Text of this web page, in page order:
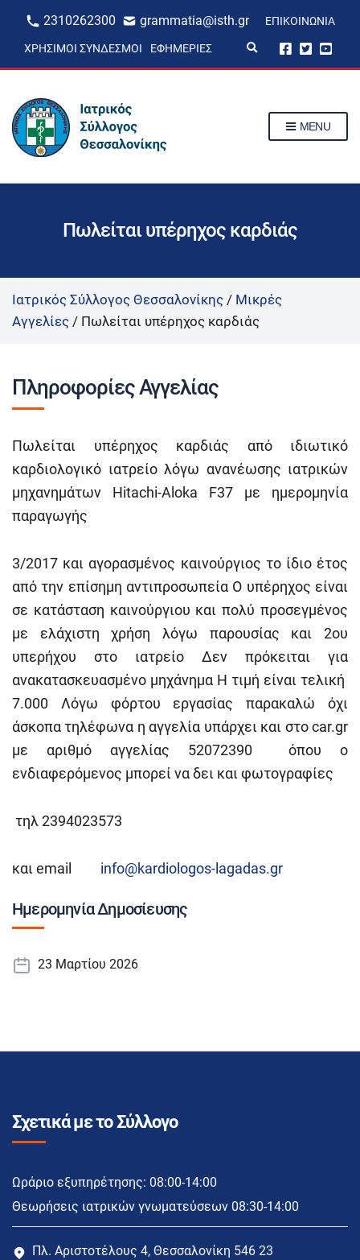
2310262300 grammatia@isth.gr ΕΠΙΚΟΙΝΩΝΊΑ
ΧΡΉΣΙΜΟΙ ΣΎΝΔΕΣΜΟΙ ΕΦΗΜΕΡΊΕΣ
p
m
MENU
Πωλείται υπέρηχος καρδιάς
Ιατρικός Σύλλογος Θεσσαλονίκης / Μικρές
Αγγελίες / Πωλείται υπέρηχος καρδιάς
Πληροφορίες Αγγελίας
Πωλείται υπέρηχος καρδιάς από ιδιωτικό
καρδιολογικό ιατρείο λόγω ανανέωσης ιατρικών
μηχανημάτων Hitachi-Aloka F37 με ημερομηνία
παραγωγής
3/2017 και αγορασμένος καινούργιος το ίδιο έτος
από την επίσημη αντιπροσωπεία Ο υπέρηχος είναι
σε κατάσταση καινούργιου και πολύ προσεγμένος
με ελάχιστη χρήση λόγω παρουσίας και 2ου
υπερήχου στο ιατρείο Δεν πρόκειται για
ανακατασκευασμένο μηχάνημα Η τιμή είναι τελική
7.000 Λόγω φόρτου εργασίας παρακαλώ όχι
άσκοπα τηλέφωνα η αγγελία υπάρχει και στο car.gr
με αριθμό αγγελίας 52072390 όπου ο
ενδιαφερόμενος μπορεί να δει και φωτογραφίες
τηλ 2394023573
και email info@kardiologos-lagadas.gr
Ημερομηνία Δημοσίευσης
23 Μαρτίου 2026
Σχετικά με το Σύλλογο
Ωράριο εξυπηρέτησης: 08:00-14:00
Θεωρήσεις ιατρικών γνωματεύσεων 08:30-14:00
Πλ. Αριστοτέλους 4, Θεσσαλονίκη 546 23